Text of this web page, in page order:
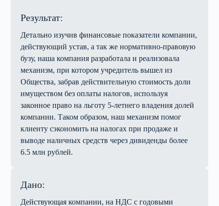
Результат:
Детально изучив финансовые показатели компании,
действующий устав, а так же нормативно-правовую
бузу, наша компания разработала и реализовала
механизм, при котором учредитель вышел из
Общества, забрав действительную стоимость доли
имуществом без оплаты налогов, используя
законное право на льготу 5-летнего владения долей
компании. Таком образом, наш механизм помог
клиенту сэкономить на налогах при продаже и
выводе наличных средств через дивиденды более
6.5 млн рублей.
Дано:
Действующая компании, на НДС с годовыми